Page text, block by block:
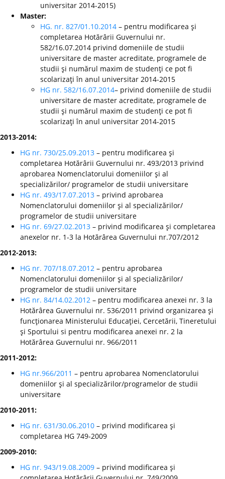
universitar 2014-2015)
Master:
HG. nr. 827/01.10.2014 – pentru modificarea şi
completarea Hotărârii Guvernului nr.
582/16.07.2014 privind domeniile de studii
universitare de master acreditate, programele de
studii şi numărul maxim de studenţi ce pot fi
scolarizaţi în anul universitar 2014-2015
HG nr. 582/16.07.2014– privind domeniile de studii
universitare de master acreditate, programele de
studii şi numărul maxim de studenţi ce pot fi
scolarizaţi în anul universitar 2014-2015
2013-2014:
HG nr. 730/25.09.2013 – pentru modificarea şi
completarea Hotărârii Guvernului nr. 493/2013 privind
aprobarea Nomenclatorului domeniilor şi al
specializărilor/ programelor de studii universitare
HG nr. 493/17.07.2013 – privind aprobarea
Nomenclatorului domeniilor şi al specializărilor/
programelor de studii universitare
HG nr. 69/27.02.2013 – privind modificarea şi completarea
anexelor nr. 1-3 la Hotărârea Guvernului nr.707/2012
2012-2013:
HG nr. 707/18.07.2012 – pentru aprobarea
Nomenclatorului domeniilor şi al specializărilor/
programelor de studii universitare
HG nr. 84/14.02.2012 – pentru modificarea anexei nr. 3 la
Hotărârea Guvernului nr. 536/2011 privind organizarea şi
funcţionarea Ministerului Educaţiei, Cercetării, Tineretului
şi Sportului si pentru modificarea anexei nr. 2 la
Hotărârea Guvernului nr. 966/2011
2011-2012:
HG nr.966/2011 – pentru aprobarea Nomenclatorului
domeniilor şi al specializărilor/programelor de studii
universitare
2010-2011:
HG nr. 631/30.06.2010 – privind modificarea şi
completarea HG 749-2009
2009-2010:
HG nr. 943/19.08.2009 – privind modificarea şi